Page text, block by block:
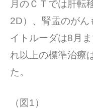
月のＣＴでは肝転
2D）、腎盂のがん
イトルーダは8月
れ以上の標準治療
た。
（図1）